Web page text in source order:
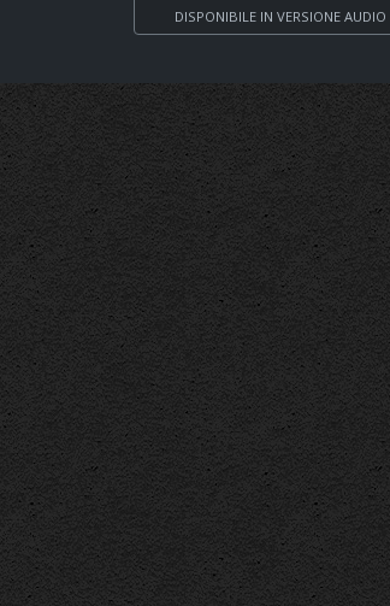
DISPONIBILE IN VERSIONE AUDIO